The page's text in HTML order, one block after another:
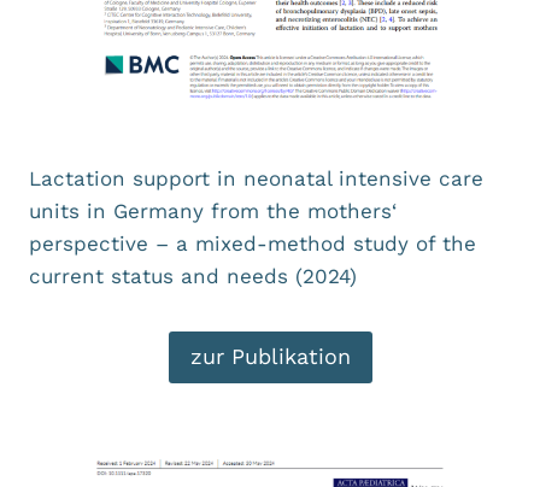
Lactation support in neonatal intensive care
units in Germany from the mothers‘
perspective – a mixed-method study of the
current status and needs (2024)
zur Publikation